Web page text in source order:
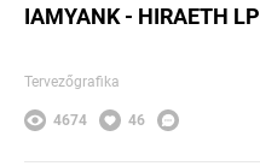
IAMYANK - HIRAETH LP
Tervezőgrafika
4674 46